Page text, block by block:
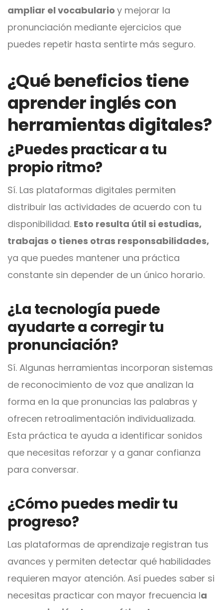
ampliar el vocabulario y mejorar la
pronunciación mediante ejercicios que
puedes repetir hasta sentirte más seguro.
¿Qué beneficios tiene
aprender inglés con
herramientas digitales?
¿Puedes practicar a tu
propio ritmo?
Sí. Las plataformas digitales permiten
distribuir las actividades de acuerdo con tu
disponibilidad. Esto resulta útil si estudias,
trabajas o tienes otras responsabilidades,
ya que puedes mantener una práctica
constante sin depender de un único horario.
¿La tecnología puede
ayudarte a corregir tu
pronunciación?
Sí. Algunas herramientas incorporan sistemas
de reconocimiento de voz que analizan la
forma en la que pronuncias las palabras y
ofrecen retroalimentación individualizada.
Esta práctica te ayuda a identificar sonidos
que necesitas reforzar y a ganar confianza
para conversar.
¿Cómo puedes medir tu
progreso?
Las plataformas de aprendizaje registran tus
avances y permiten detectar qué habilidades
requieren mayor atención. Así puedes saber si
necesitas practicar con mayor frecuencia la